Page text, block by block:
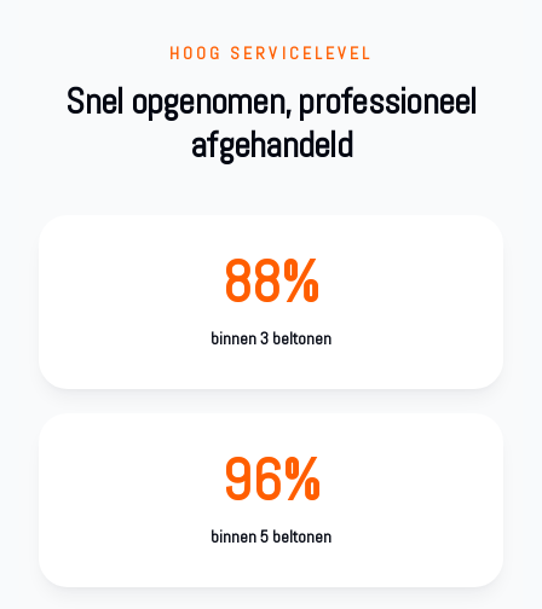
HOOG SERVICELEVEL
Snel opgenomen, professioneel
afgehandeld
88%
binnen 3 beltonen
96%
binnen 5 beltonen